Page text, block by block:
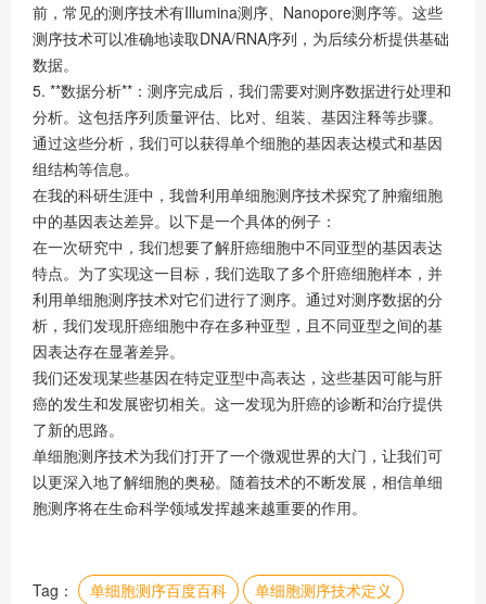
前，常见的测序技术有Illumina测序、Nanopore测序等。这些
测序技术可以准确地读取DNA/RNA序列，为后续分析提供基础
数据。
5. **数据分析**：测序完成后，我们需要对测序数据进行处理和
分析。这包括序列质量评估、比对、组装、基因注释等步骤。
通过这些分析，我们可以获得单个细胞的基因表达模式和基因
组结构等信息。
在我的科研生涯中，我曾利用单细胞测序技术探究了肿瘤细胞
中的基因表达差异。以下是一个具体的例子：
在一次研究中，我们想要了解肝癌细胞中不同亚型的基因表达
特点。为了实现这一目标，我们选取了多个肝癌细胞样本，并
利用单细胞测序技术对它们进行了测序。通过对测序数据的分
析，我们发现肝癌细胞中存在多种亚型，且不同亚型之间的基
因表达存在显著差异。
我们还发现某些基因在特定亚型中高表达，这些基因可能与肝
癌的发生和发展密切相关。这一发现为肝癌的诊断和治疗提供
了新的思路。
单细胞测序技术为我们打开了一个微观世界的大门，让我们可
以更深入地了解细胞的奥秘。随着技术的不断发展，相信单细
胞测序将在生命科学领域发挥越来越重要的作用。
Tag： 单细胞测序百度百科
单细胞测序技术定义